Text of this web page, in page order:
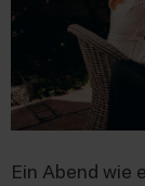
Ein Abend wie